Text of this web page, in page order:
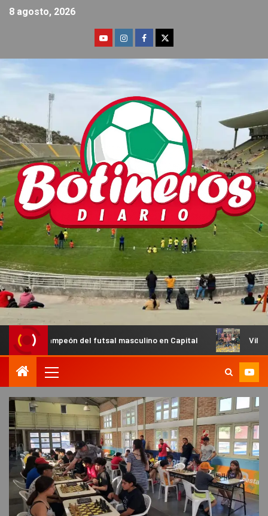
8 agosto, 2026
del futsal masculino en Capital Villa Cubas se